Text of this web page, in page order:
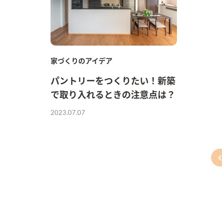
家づくりのアイデア
パントリーをつくりたい！新築
で取り入れるときの注意点は？
2023.07.07